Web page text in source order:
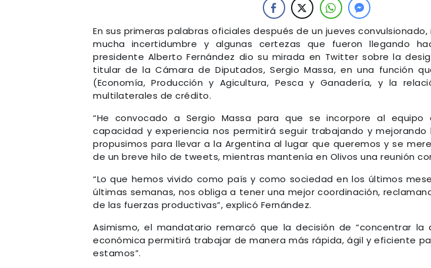
En sus primeras palabras oficiales después de un jueves
mucha incertidumbre y algunas certezas que fueron llegando
presidente Alberto Fernández dio su mirada en Twitter sobre la
titular de la Cámara de Diputados, Sergio Massa, en una función
(Economía, Producción y Agicultura, Pesca y Ganadería, y la
multilaterales de crédito.
“He convocado a Sergio Massa para que se incorpore al equipo
capacidad y experiencia nos permitirá seguir trabajando y
propusimos para llevar a la Argentina al lugar que queremos y se
de un breve hilo de tweets, mientras mantenía en Olivos una reunión
“Lo que hemos vivido como país y como sociedad en los últimos
últimas semanas, nos obliga a tener una mejor coordinación,
de las fuerzas productivas”, explicó Fernández.
Asimismo, el mandatario remarcó que la decisión de “concentrar
económica permitirá trabajar de manera más rápida, ágil y eficiente
estamos”.